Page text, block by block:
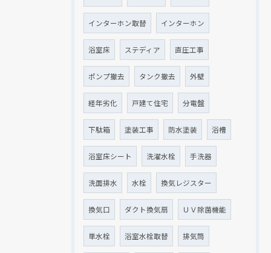
インターホン取替 インターホン
浴室床 ステディア 直圧工事
ポンプ撤去 タンク撤去 外壁
経年劣化 戸建て住宅 分電盤
下駄箱 塗装工事 防水塗装 浴槽
浴室床シート 洗濯水栓 手洗器
洗面排水 水栓 換気レジスター
換気口 ダクト換気扇 ＵＶ除菌機能
単水栓 浴室水栓取替 排気筒